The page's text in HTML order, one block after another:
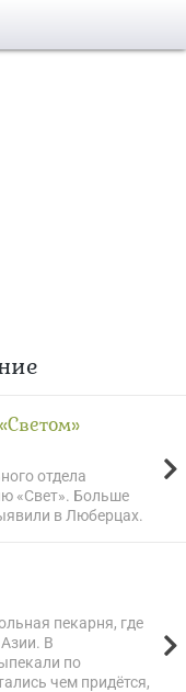
отдела
«Свет». Больше
в Люберцах.
пекарня, где
В
по
чем придётся,